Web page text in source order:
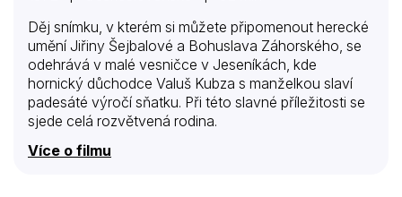
Děj snímku, v kterém si můžete připomenout herecké
umění Jiřiny Šejbalové a Bohuslava Záhorského, se
odehrává v malé vesničce v Jeseníkách, kde
hornický důchodce Valuš Kubza s manželkou slaví
padesáté výročí sňatku. Při této slavné příležitosti se
sjede celá rozvětvená rodina.
Více o filmu